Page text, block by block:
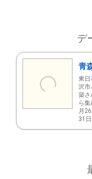
デ
青
東日
沢市
築さ
ら
月
31日